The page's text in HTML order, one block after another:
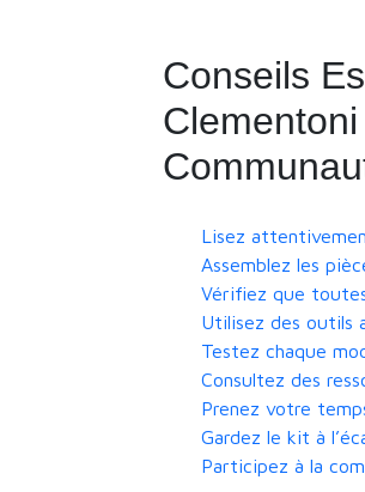
Conseils
Lisez
Assemblez les
Vérifiez que
Utilisez des outils
Testez chaque
Consultez des
Prenez votre
Gardez le kit à
Participez à la